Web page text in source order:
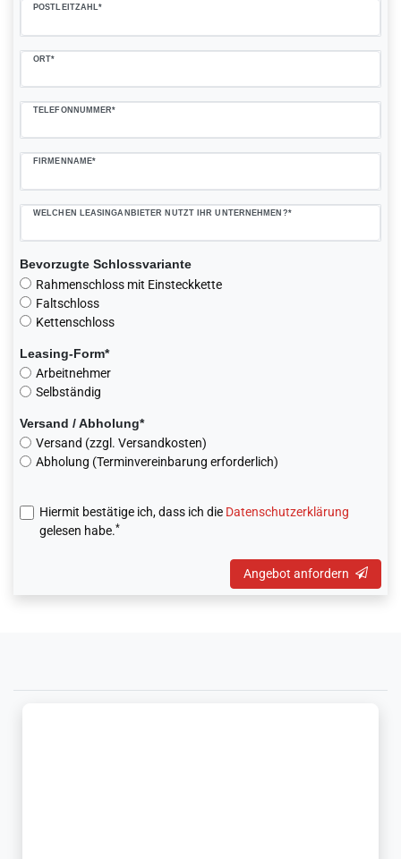
POSTLEITZAHL*
ORT*
TELEFONNUMMER*
FIRMENNAME*
WELCHEN LEASINGANBIETER NUTZT IHR UNTERNEHMEN?*
Bevorzugte Schlossvariante
Rahmenschloss mit Einsteckkette
Faltschloss
Kettenschloss
Leasing-Form*
Arbeitnehmer
Selbständig
Versand / Abholung*
Versand (zzgl. Versandkosten)
Abholung (Terminvereinbarung erforderlich)
Hiermit bestätige ich, dass ich die Daten­schutz­erklärung
gelesen habe.*
Angebot anfordern